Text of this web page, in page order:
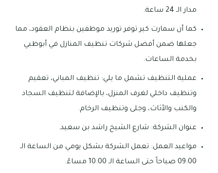
مدار الـ 24 ساعة.
كما أن سمارت كير توفر توريد موظفين بنظام العقود، مما
جعلها ضمن أفضل شركات تنظيف المنازل في أبوظبي
بخدمة الساعات.
عملية التنظيف تشمل ما يلي: تنظيف المباني، تعقيم
وتنظيف داخلي لغرف المنزل، بالإضافة لتنظيف السجاد
والكنب والأثاث، وجلى وتنظيف الرخام.
عنوان الشركة: شارع الشيخ راشد بن سعيد.
مواعيد العمل: تعمل الشركة بشكل يومي من الساعة الـ
09:00 صباحاً حتى الساعة الـ 10:00 مساءً.